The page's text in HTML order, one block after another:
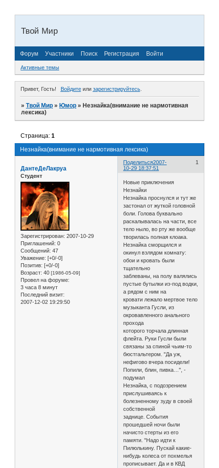
Твой Мир
Форум Участники Поиск Регистрация Войти
Активные темы
Привет, Гость! Войдитеили зарегистрируйтесь.
»Твой Мир »Юмор »Незнайка(внимание не нармотивная
лексика)
Незнайка(внимание не нармотивная лексика)
Страница:1
Поделиться 1
2007-
10-29 18:37:51
ДантеДеЛакруа
Студент
Зарегистрирован: 2007-10-29
Приглашений: 0
Сообщений: 47
Уважение: [+0/-0]
Позитив: [+0/-0]
Возраст: 40 [1986-05-09]
Провел на форуме:
3 часа 8 минут
Последний визит:
2007-12-02 19:29:50
Новые приключения
Незнайки
Незнайка проснулся и тут же
застонал от жуткой головной
боли. Голова буквально
раскалывалась на части, все
тело ныло, во рту же вообще
творилась полная клоака.
Незнайка сморщился и
окинул взлядом комнату:
обои и кровать были
тщательно
заблеваны, на полу валялись
пустые бутылки из-под водки,
а рядом с ним на
кровати лежало мертвое тело
музыканта Гусли, из
окровавленного анального
прохода
которого торчала длинная
флейта. Руки Гусли были
связаны за спиной чьим-то
бюстгальтером. "Да уж,
нефигово вчера посидели!
Попили, блин, пивка…", -
подумал
Незнайка, с подозрением
прислушиваясь к
болезненному зуду в своей
собственной
заднице. События
прошедшей ночи были
начисто стерты из его
памяти. "Надо идти к
Пилюлькину. Пускай какие-
нибудь колеса от похмелья
прописывает. Да и в КВД